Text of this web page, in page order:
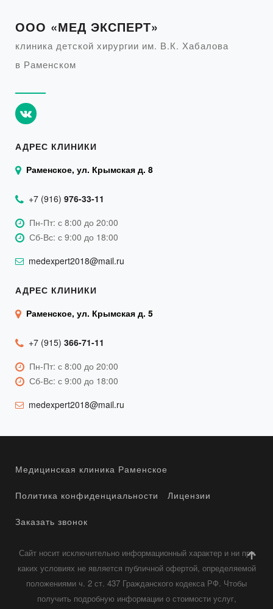
ООО «МЕД ЭКСПЕРТ»
клиника детской хирургии им. В.К. Хабалова
в Раменском
АДРЕС КЛИНИКИ
Раменское, ул. Крымская д. 8
+7 (916) 976-33-11
Пн-Пт: с 8:00 до 20:00
Сб-Вс: с 9:00 до 18:00
medexpert2018@mail.ru
АДРЕС КЛИНИКИ
Раменское, ул. Крымская д. 5
+7 (915) 366-71-11
Пн-Пт: с 8:00 до 20:00
Сб-Вс: с 9:00 до 18:00
medexpert2018@mail.ru
Медицинская клиника Раменское
Политика конфиденциальности Лицензии
Заказать звонок
Сайт носит исключительно информационный характер и ни при
каких условиях не является публичной офертой, определяемой
положениями ч. 2 ст. 437 Гражданского кодекса РФ. Чтобы
получить подробную информации о стоимости услуг,